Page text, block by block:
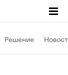
Решение